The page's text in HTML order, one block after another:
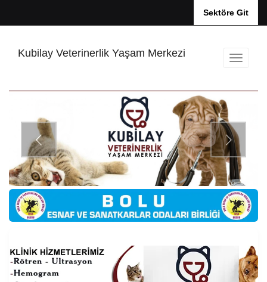
Sektöre Git
Kubilay Veterinerlik Yaşam Merkezi